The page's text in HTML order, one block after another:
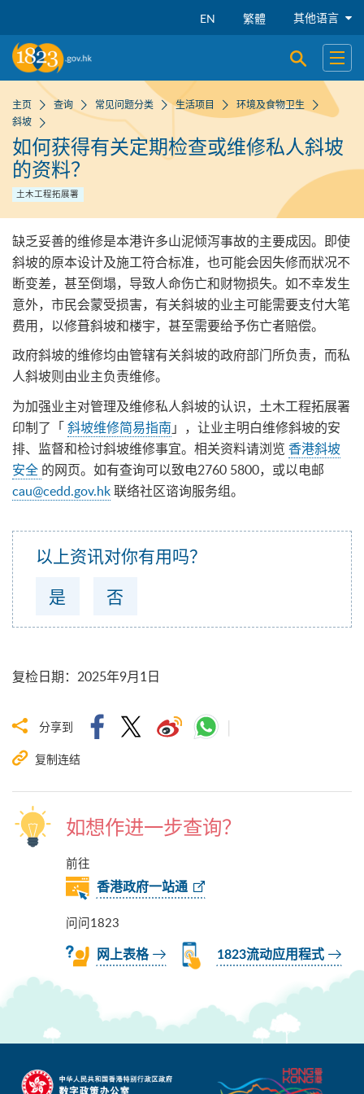
EN 繁體 其他语言
开启搜寻
开启
主页 查询 常见问题分类 生活项目
环境及食物卫生
斜坡
如何获得有关定期检查或维修私人斜坡
的资料？
土木工程拓展署
缺乏妥善的维修是本港许多山泥倾泻事故的主要成因。即使
斜坡的原本设计及施工符合标准，也可能会因失修而狀况不
断变差，甚至倒塌，导致人命伤亡和财物损失。如不幸发生
意外，市民会蒙受损害，有关斜坡的业主可能需要支付大笔
费用，以修葺斜坡和楼宇，甚至需要给予伤亡者赔偿。
政府斜坡的维修均由管辖有关斜坡的政府部门所负责，而私
人斜坡则由业主负责维修。
为加强业主对管理及维修私人斜坡的认识，土木工程拓展署
印制了「斜坡维修简易指南 」，让业主明白维修斜坡的安
排、监督和检讨斜坡维修事宜。相关资料请浏览 香港斜坡
安全 的网页。如有查询可以致电2760 5800，或以电邮
cau@cedd.gov.hk联络社区谘询服务组。
以上资讯对你有用吗？
是
否
复检日期： 2025年9月1日
分享到
复制连结
如想作进一步查询？
前往
香港政府一站通
问问1823
网上表格 1823流动应用程式